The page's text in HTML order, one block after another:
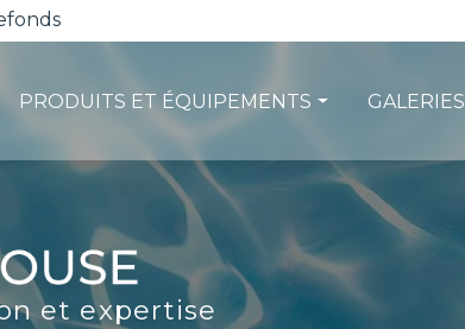
PRODUITS ET ÉQUIPEMENTS
Les pompes à chaleur
La filtration
Les robots piscines
Volets et sécurité
GALERIES
et expertise